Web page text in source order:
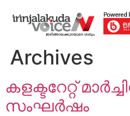
Archives
കളക്ടറേറ്റ്
സംഘർഷം